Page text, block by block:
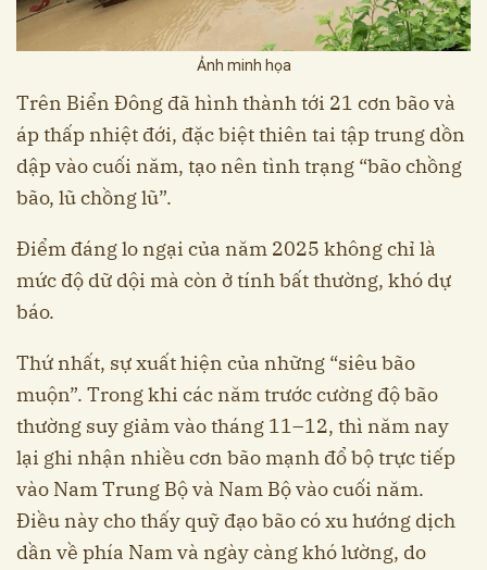
Ảnh minh họa
Trên Biển Đông đã hình thành tới 21 cơn bão và
áp thấp nhiệt đới, đặc biệt thiên tai tập trung dồn
dập vào cuối năm, tạo nên tình trạng “bão chồng
bão, lũ chồng lũ”.
Điểm đáng lo ngại của năm 2025 không chỉ là
mức độ dữ dội mà còn ở tính bất thường, khó dự
báo.
Thứ nhất, sự xuất hiện của những “siêu bão
muộn”. Trong khi các năm trước cường độ bão
thường suy giảm vào tháng 11–12, thì năm nay
lại ghi nhận nhiều cơn bão mạnh đổ bộ trực tiếp
vào Nam Trung Bộ và Nam Bộ vào cuối năm.
Điều này cho thấy quỹ đạo bão có xu hướng dịch
dần về phía Nam và ngày càng khó lường, do